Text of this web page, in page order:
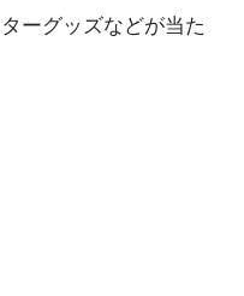
ーグッズなどが当た